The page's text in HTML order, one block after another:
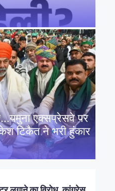
एक्सप्रेसवे पर
टिकैत ने भरी हुंकार
बगलामुखी मंदिर क्षेत्र में